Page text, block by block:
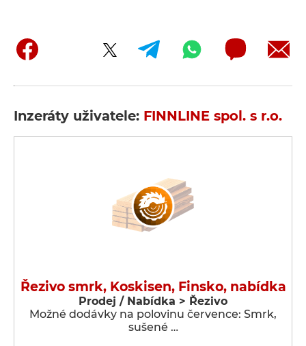
Inzeráty uživatele: FINNLINE spol. s r.o.
Řezivo smrk, Koskisen, Finsko, nabídka
Prodej / Nabídka > Řezivo
Možné dodávky na polovinu července: Smrk,
sušené …